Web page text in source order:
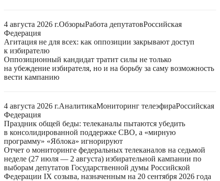
4 августа 2026 г.ОбзорыРабота депутатовРоссийская
Федерация
Агитация не для всех: как оппозиции закрывают доступ
к избирателю
Оппозиционный кандидат тратит силы не только
на убеждение избирателя, но и на борьбу за саму возможность
вести кампанию
4 августа 2026 г.АналитикаМониторинг телеэфираРоссийская
Федерация
Праздник общей беды: телеканалы пытаются убедить
в консолидированной поддержке СВО, а «мирную
программу» «Яблока» игнорируют
Отчет о мониторинге федеральных телеканалов на седьмой
неделе (27 июля — 2 августа) избирательной кампании по
выборам депутатов Государственной думы Российской
Федерации IX созыва, назначенным на 20 сентября 2026 года